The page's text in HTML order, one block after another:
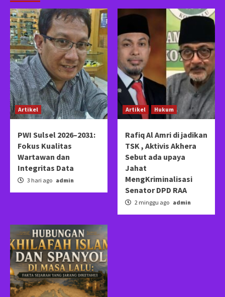
Artikel
PWI Sulsel 2026–2031:
Fokus Kualitas
Wartawan dan
Integritas Data
3 hari ago admin
Artikel Hukum
Rafiq Al Amri di jadikan
TSK , Aktivis Akhera
Sebut ada upaya
Jahat
MengKriminalisasi
Senator DPD RAA
2 minggu ago admin